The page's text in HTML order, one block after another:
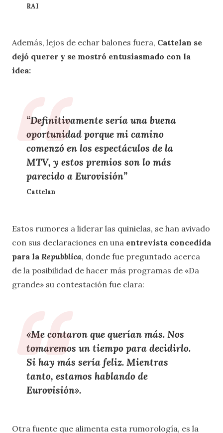
RAI
Además, lejos de echar balones fuera, Cattelan se
dejó querer y se mostró entusiasmado con la
idea:
“Definitivamente sería una buena
oportunidad porque mi camino
comenzó en los espectáculos de la
MTV, y estos premios son lo más
parecido a Eurovisión”
Cattelan
Estos rumores a liderar las quinielas, se han avivado
con sus declaraciones en una entrevista concedida
para la Repubblica, donde fue preguntado acerca
de la posibilidad de hacer más programas de «Da
grande» su contestación fue clara:
«Me contaron que querían más. Nos
tomaremos un tiempo para decidirlo.
Si hay más sería feliz. Mientras
tanto, estamos hablando de
Eurovisión».
Otra fuente que alimenta esta rumorología, es la